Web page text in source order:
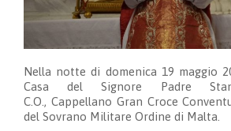
Nella notte di domenica 19 maggio
Casa del Signore Padre
C.O., Cappellano Gran Croce
del Sovrano Militare Ordine di Malta.